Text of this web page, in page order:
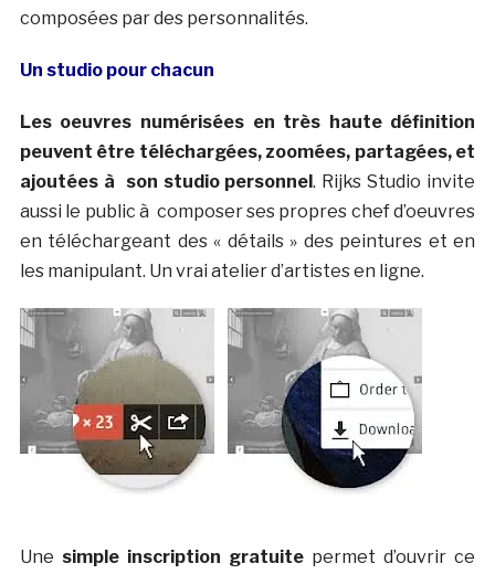
composées par des personnalités.
Un studio pour chacun
Les oeuvres numérisées en très haute définition
peuvent être téléchargées, zoomées, partagées, et
ajoutées à son studio personnel. Rijks Studio invite
aussi le public à composer ses propres chef d’oeuvres
en téléchargeant des « détails » des peintures et en
les manipulant. Un vrai atelier d’artistes en ligne.
Une simple inscription gratuite permet d’ouvrir ce